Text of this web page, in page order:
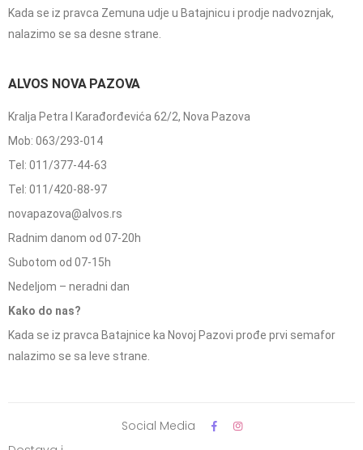
Kada se iz pravca Zemuna udje u Batajnicu i prodje nadvoznjak,
nalazimo se sa desne strane.
ALVOS NOVA PAZOVA
Kralja Petra I Karađorđevića 62/2, Nova Pazova
Mob: 063/293-014
Tel: 011/377-44-63
Tel: 011/420-88-97
novapazova@alvos.rs
Radnim danom od 07-20h
Subotom od 07-15h
Nedeljom – neradni dan
Kako do nas?
Kada se iz pravca Batajnice ka Novoj Pazovi prođe prvi semafor
nalazimo se sa leve strane.
Social Media